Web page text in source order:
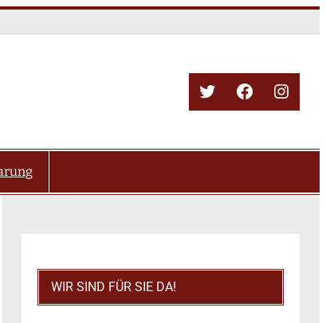
TwitterFacebook
WIR SIND FÜR SIE DA!